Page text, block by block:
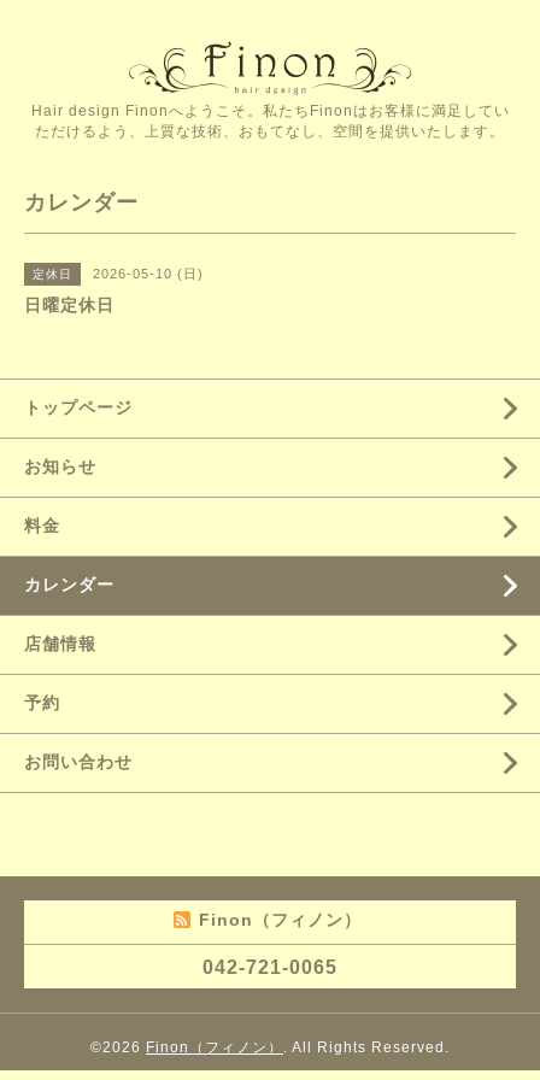
Hair design Finonへようこそ。私たちFinonはお客様に満足してい
ただけるよう、上質な技術、おもてなし、空間を提供いたします。
カレンダー
定休日 2026-05-10 (日)
日曜定休日
トップページ
お知らせ
料金
カレンダー
店舗情報
予約
お問い合わせ
Finon（フィノン）
042-721-0065
©2026 Finon（フィノン） . All Rights Reserved.